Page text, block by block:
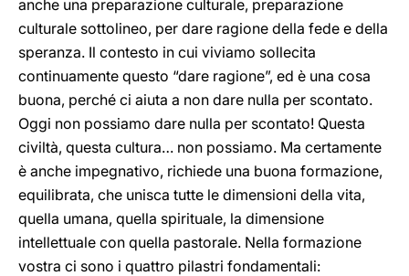
anche una preparazione culturale, preparazione
culturale sottolineo, per dare ragione della fede e della
speranza. Il contesto in cui viviamo sollecita
continuamente questo “dare ragione”, ed è una cosa
buona, perché ci aiuta a non dare nulla per scontato.
Oggi non possiamo dare nulla per scontato! Questa
civiltà, questa cultura… non possiamo. Ma certamente
è anche impegnativo, richiede una buona formazione,
equilibrata, che unisca tutte le dimensioni della vita,
quella umana, quella spirituale, la dimensione
intellettuale con quella pastorale. Nella formazione
vostra ci sono i quattro pilastri fondamentali: